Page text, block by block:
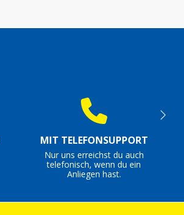
MIT TELEFONSUPPORT
Nur uns erreichst du auch
telefonisch, wenn du ein
Anliegen hast.